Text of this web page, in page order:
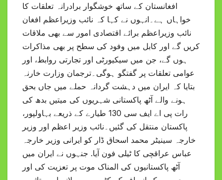
افغانستان کے ساتھ خوشگوار برادرانہ تعلقات کا
خواہاں ہے۔انہوں نے کہا کہ نائب وزیراعظم افغان
نائب وزیراعظم برائے اقتصادی امور سے بھی ملاقات
کریں گے اور کابل میں وفود کی سطح پر بھی مذاکرات
ہوں گے، جن میں سیکیورٹی اور تجارتی روابط، اور
عوامی تعلقات پر گفتگو ہوگی۔ترجمان وزارت خارنہ
بتایا کہ ایران میں دہشت گردانہ حملے میں جاں بحق
ہونے والے آٹھ پاکستانی شہریوں کی میتیں بدھ کی
رات پی اے ایف سی 130 طیارے کے ذریعے بہاولپور،
پاکستان منتقل کی گئیں۔نائب وزیر اعظم اور وزیر
خارجہ سینیٹر محمد اسحاق ڈار کو ایرانی وزیر خارجہ
عباس عراقچی کا ٹیلی فون آیا. جنہوں نے ایران میں
آٹھ پاکستانیوں کی المناک موت پر تعزیت کی اور